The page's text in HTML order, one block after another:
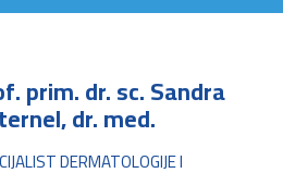
prim. dr. sc. Sandra
dr. med.
DERMATOLOGIJE I